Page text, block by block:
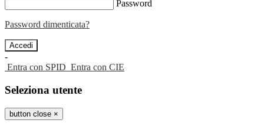
Password
Password dimenticata?
-
Entra con SPID Entra con CIE
Seleziona utente
button close ×